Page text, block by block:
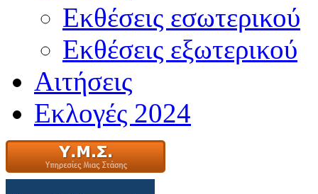
Εκθέσεις εσωτερικού
Εκθέσεις εξωτερικού
Αιτήσεις
Εκλογές 2024